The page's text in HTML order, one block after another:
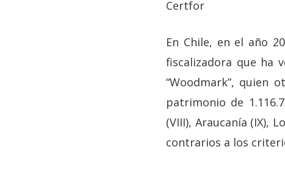
Certfor
En Chile, en el año
fiscalizadora que ha
“Woodmark”, quien
patrimonio de
(VIII), Araucanía (IX),
contrarios a los